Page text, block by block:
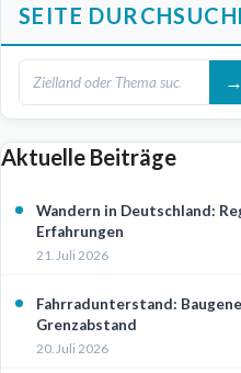
SEITE
Aktuelle Beiträge
Wandern in Deutschland:
Erfahrungen
21. Juli 2026
Fahrradunterstand:
Grenzabstand
20. Juli 2026